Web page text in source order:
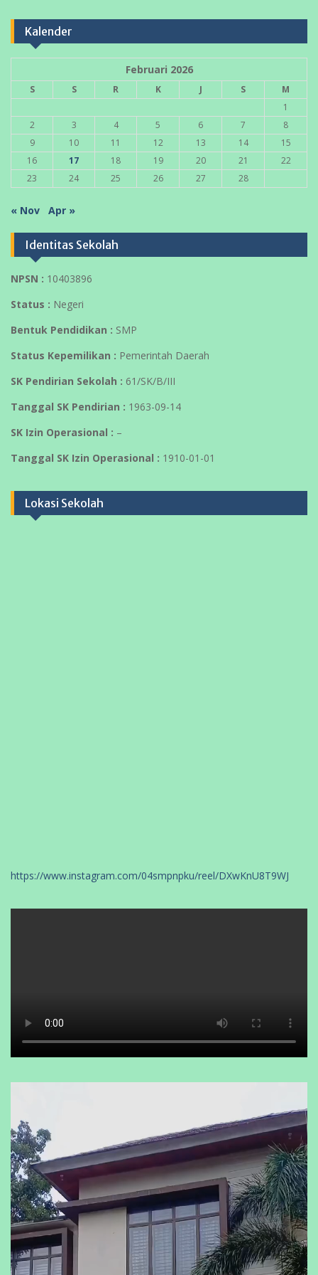
Kalender
Februari 2026
S S R K J S
M
1
2
3 4 5 6 7
8
9
10 11 12 13 14
15
16
17 18 19 20 21
22
23
24 25 26 27 28
« Nov Apr »
Identitas Sekolah
NPSN : 10403896
Status : Negeri
Bentuk Pendidikan : SMP
Status Kepemilikan : Pemerintah Daerah
SK Pendirian Sekolah : 61/SK/B/III
Tanggal SK Pendirian : 1963-09-14
SK Izin Operasional : –
Tanggal SK Izin Operasional : 1910-01-01
Lokasi Sekolah
https://www.instagram.com/04smpnpku/reel/DXwKnU8T9WJ